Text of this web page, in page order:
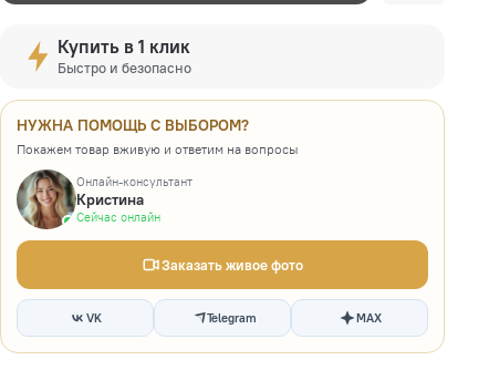
Купить в 1 клик
Быстро и безопасно
НУЖНА ПОМОЩЬ С ВЫБОРОМ?
Покажем товар вживую и ответим на вопросы
Онлайн-консультант
Кристина
Сейчас онлайн
Заказать живое фото
VK Telegram MAX